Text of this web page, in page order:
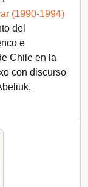
(1990-1994)
del
e
Chile en la
con discurso